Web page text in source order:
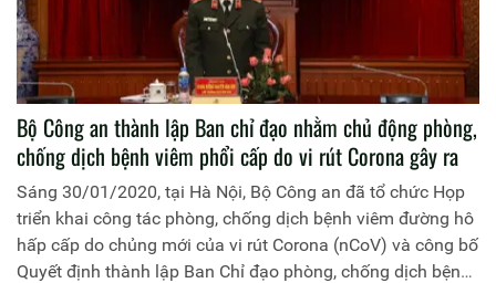
Bộ Công an thành lập Ban chỉ đạo nhằm chủ động phòng,
chống dịch bệnh viêm phổi cấp do vi rút Corona gây ra
Sáng 30/01/2020, tại Hà Nội, Bộ Công an đã tổ chức Họp
triển khai công tác phòng, chống dịch bệnh viêm đường hô
hấp cấp do chủng mới của vi rút Corona (nCoV) và công bố
Quyết định thành lập Ban Chỉ đạo phòng, chống dịch bệnh